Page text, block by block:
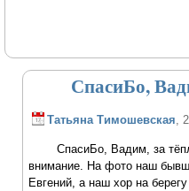
СпасиБо,
Татьяна Тимошевская ,
СпасиБо, Вадим, за
внимание. На фото наш
Евгений, а наш хор на